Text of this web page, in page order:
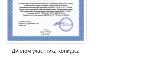
Диплом участника конкурса